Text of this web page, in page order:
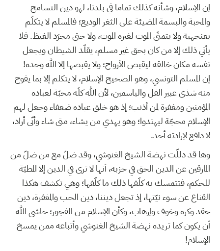
إن الإسلام، وشأنه كذلك تماما في بلدنا، لهو دين التسامح
والمحبة والبسمة المضيئة على الثغر الوديع؛ فالمسلم لا يتكلّم
بعنجهية ولا يتمنّى الموت لغيره الموت، ولا حتى مجرّد الغيظ. فلا
يأتي ذلك إلا من كان بحق غير مسلم، يقلّد الشيطان ويجعل
نفسه مكان خالقه ليقبض الأرواح؛ ولا يقبضها إلا الله وحده!
إن المسلم التونسي، وهو الصحيح الإسلام، لا يتكلم إلا بما يفوح
منه شذى عبير الفل والياسمين، لأن الله كلّه محبّة لعباده
المؤمنين ومغفرة لمن أذنب؛ إذ هو خلق عباده ضعفاء وجعل لهم
الإسلام محجّة ليهتدوا؛ وهو يهدي من يشاء، متى شاء وأنّى أراد،
لا دافع لإرادته أحد.
وها قد دللّت نهضة الشيخ الغنوشي، وقد ضلّ مع من ضلّ من
المارقين عن الدين الحق في حزبه، أنها لا ترى في الدين إلا المطيّة
للحكم، فتتمسك به كلّفها ذلك ما كلّفها؛ وهي تكشف هكذا
القناع عن سوء نيّتها، إذ تجعل ديننا، دين الحب والمغفرة، دين
حقد وكره وخوف وإرهاب، وكأن الإسلام من الفجور؛ حاشى الله
أن يكون كما تريده نهضة الشيخ الغنوشي وأتباعه ممن يمسخ
الإسلام!